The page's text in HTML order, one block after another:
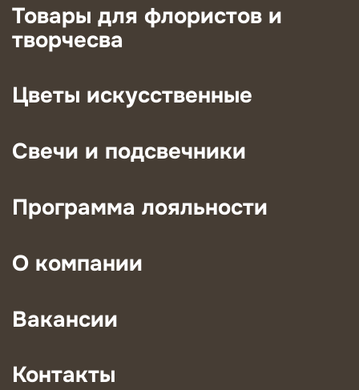
Товары для флористов и
творчесва
Цветы искусственные
Свечи и подсвечники
Программа лояльности
О компании
Вакансии
Контакты